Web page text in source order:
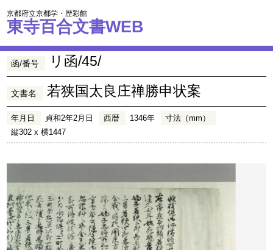
京都府立京都学・歴彩館
東寺百合文書WEB
函/番号 リ函/45/
文書名 若狭国太良庄禅勝申状案
年月日 貞和2年2月日 西暦 1346年
寸法（mm）
縦302 x 横1447